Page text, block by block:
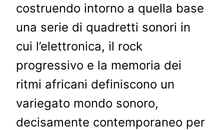
costruendo intorno a quella base
una serie di quadretti sonori in
cui l’elettronica, il rock
progressivo e la memoria dei
ritmi africani definiscono un
variegato mondo sonoro,
decisamente contemporaneo per